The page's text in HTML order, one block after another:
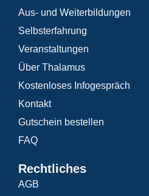
Aus- und Weiterbildungen
Selbsterfahrung
Veranstaltungen
Über Thalamus
Kostenloses Infogespräch
Kontakt
Gutschein bestellen
FAQ
Rechtliches
AGB